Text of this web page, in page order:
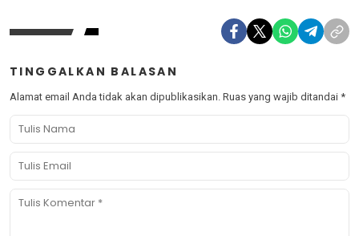
TINGGALKAN BALASAN
Alamat email Anda tidak akan dipublikasikan. Ruas yang wajib ditandai *